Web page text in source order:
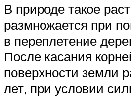
В природе такое
размножается при
в переплетение
После касания
поверхности земли
лет, при условии